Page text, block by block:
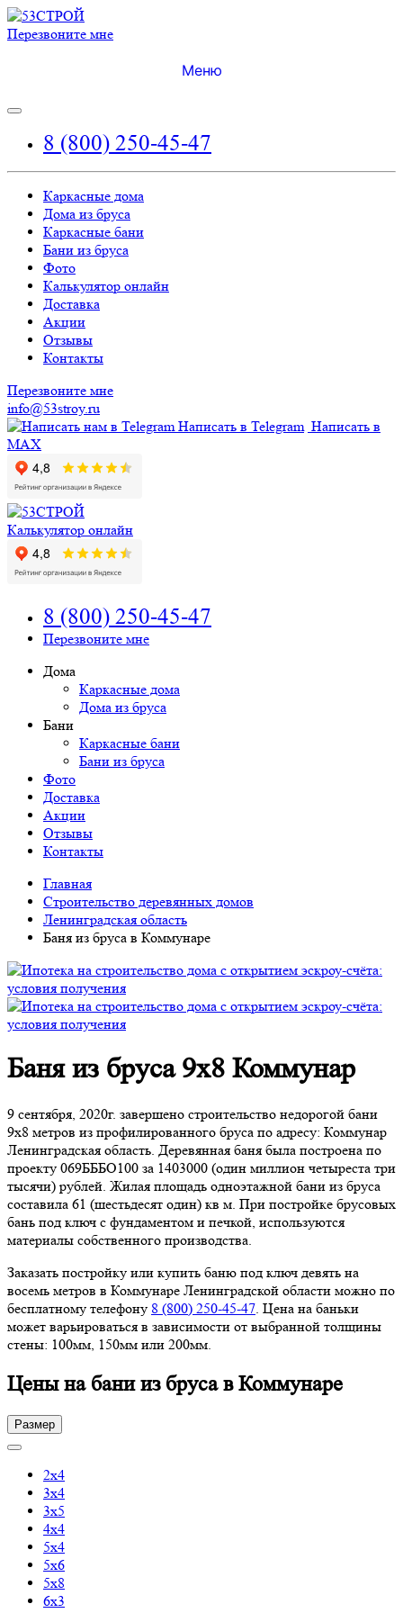
Перезвоните мне
Меню
8 (800) 250-45-47
Каркасные дома
Дома из бруса
Каркасные бани
Бани из бруса
Фото
Калькулятор онлайн
Доставка
Акции
Отзывы
Контакты
Перезвоните мне
info@53stroy.ru
Написать в Telegram Написать в
MAX
Калькулятор онлайн
8 (800) 250-45-47
Перезвоните мне
Дома
Каркасные дома
Дома из бруса
Бани
Каркасные бани
Бани из бруса
Фото
Доставка
Акции
Отзывы
Контакты
Главная
Строительство деревянных домов
Ленинградская область
Баня из бруса в Коммунаре
Баня из бруса 9х8 Коммунар
9 сентября, 2020г. завершено строительство недорогой бани
9х8 метров из профилированного бруса по адресу: Коммунар
Ленинградская область. Деревянная баня была построена по
проекту 069БББО100 за 1403000 (один миллион четыреста три
тысячи) рублей. Жилая площадь одноэтажной бани из бруса
составила 61 (шестьдесят один) кв м. При постройке брусовых
бань под ключ с фундаментом и печкой, используются
материалы собственного производства.
Заказать постройку или купить баню под ключ девять на
восемь метров в Коммунаре Ленинградской области можно по
бесплатному телефону 8 (800) 250-45-47. Цена на баньки
может варьироваться в зависимости от выбранной толщины
стены: 100мм, 150мм или 200мм.
Цены на бани из бруса в Коммунаре
Размер
2х4
3х4
3х5
4х4
5х4
5х6
5х8
6х3